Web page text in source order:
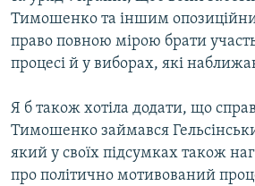
Тимошенко та іншим
право повною мірою брати
процесі й у виборах, які
Я б також хотіла додати, що
Тимошенко займався
який у своїх підсумках також
про політично мотивований